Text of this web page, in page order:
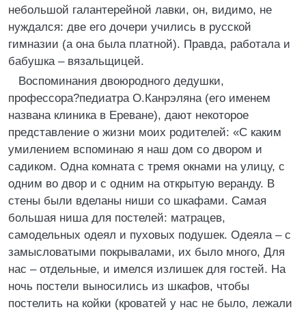
небольшой галантерейной лавки, он, видимо, не
нуждался: две его дочери учились в русской
гимназии (а она была платной). Правда, работала и
бабушка – вязальщицей.
Воспоминания двоюродного дедушки,
профессора?педиатра О.Канрэляна (его именем
названа клиника в Ереване), дают некоторое
представление о жизни моих родителей: «С каким
умилением вспоминаю я наш дом со двором и
садиком. Одна комната с тремя окнами на улицу, с
одним во двор и с одним на открытую веранду. В
стены были вделаны ниши со шкафами. Самая
большая ниша для постелей: матрацев,
самодельных одеял и пуховых подушек. Одеяла – с
замысловатыми покрывалами, их было много, Для
нас – отдельные, и имелся излишек для гостей. На
ночь постели выносились из шкафов, чтобы
постелить на койки (кроватей у нас не было, лежали